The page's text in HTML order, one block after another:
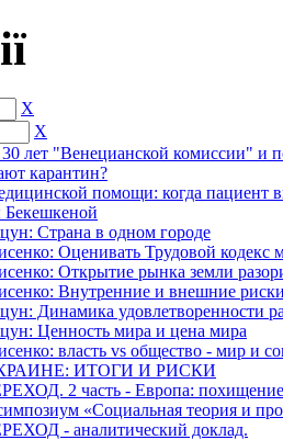
X
X
лет "Венецианской комиссии" и
карантин?
помощи: когда пациент
Страна в одном городе
Оценивать Трудовой кодекс
Открытие рынка земли
Внутренние и внешние
Динамика удовлетворенности
Ценность мира и цена мира
власть vs общество - мир и
ИТОГИ И РИСКИ
2 часть - Европа: похищение
«Социальная теория и
- аналитический доклад.